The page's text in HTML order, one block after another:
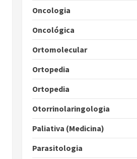
Oncologia
Oncológica
Ortomolecular
Ortopedia
Ortopedia
Otorrinolaringologia
Paliativa (Medicina)
Parasitologia